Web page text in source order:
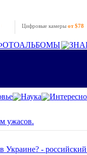
Цифровые камеры от $78
Наука
ужасов.
Украине? -